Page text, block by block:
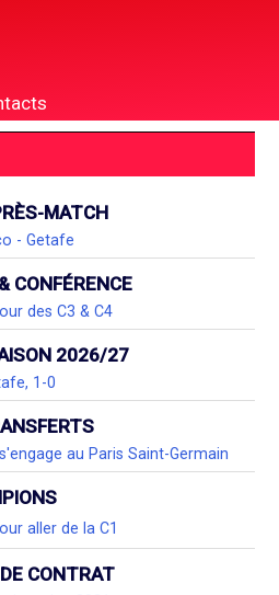
MATCH
- Getafe
CONFÉRENCE
des C3 & C4
2026/27
1-0
au Paris Saint-Germain
aller de la C1
CONTRAT